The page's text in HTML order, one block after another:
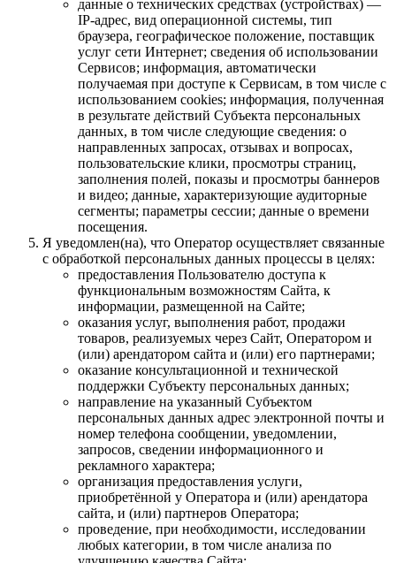
данные о технических средствах (устройствах) —
IP-адрес, вид операционной системы, тип
браузера, географическое положение, поставщик
услуг сети Интернет; сведения об использовании
Сервисов; информация, автоматически
получаемая при доступе к Сервисам, в том числе с
использованием cookies; информация, полученная
в результате действий Субъекта персональных
данных, в том числе следующие сведения: о
направленных запросах, отзывах и вопросах,
пользовательские клики, просмотры страниц,
заполнения полей, показы и просмотры баннеров
и видео; данные, характеризующие аудиторные
сегменты; параметры сессии; данные о времени
посещения.
Я уведомлен(на), что Оператор осуществляет связанные
с обработкой персональных данных процессы в целях:
предоставления Пользователю доступа к
функциональным возможностям Сайта, к
информации, размещенной на Сайте;
оказания услуг, выполнения работ, продажи
товаров, реализуемых через Сайт, Оператором и
(или) арендатором сайта и (или) его партнерами;
оказание консультационной и технической
поддержки Субъекту персональных данных;
направление на указанный Субъектом
персональных данных адрес электронной почты и
номер телефона сообщении, уведомлении,
запросов, сведении информационного и
рекламного характера;
организация предоставления услуги,
приобретённой у Оператора и (или) арендатора
сайта, и (или) партнеров Оператора;
проведение, при необходимости, исследовании
любых категории, в том числе анализа по